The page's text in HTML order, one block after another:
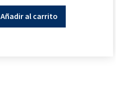
Añadir al carrito